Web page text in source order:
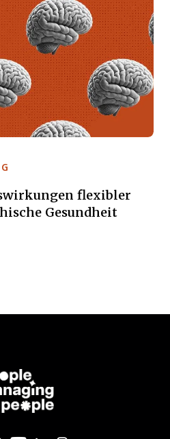
flexibler
Gesundheit